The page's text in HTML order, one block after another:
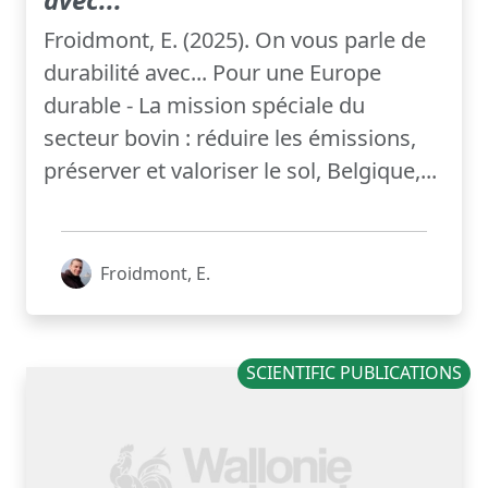
Froidmont, E. (2025). On vous parle de
durabilité avec... Pour une Europe
durable - La mission spéciale du
secteur bovin : réduire les émissions,
préserver et valoriser le sol, Belgique,...
Froidmont, E.
SCIENTIFIC PUBLICATIONS